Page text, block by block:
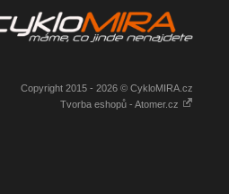
Copyright 2015 - 2026 © CykloMIRA.cz
Tvorba eshopů - Atomer.cz